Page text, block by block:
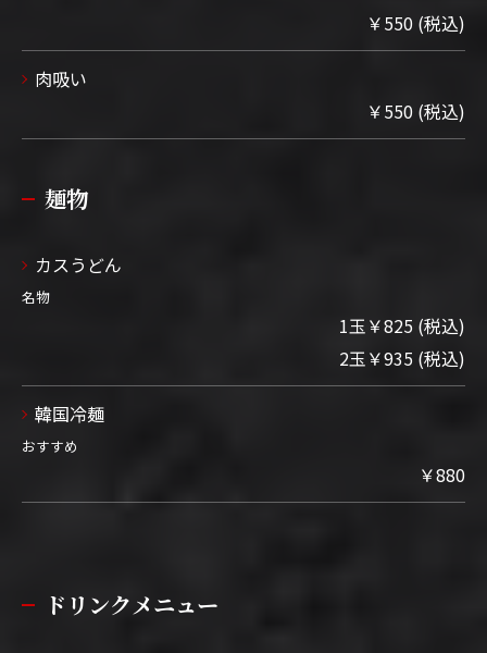
￥550 (税込)
肉吸い
￥550 (税込)
麺物
カスうどん
名物
1玉￥825 (税込)
2玉￥935 (税込)
韓国冷麺
おすすめ
￥880
ドリンクメニュー